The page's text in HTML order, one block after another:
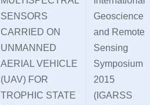
SENSORS
CARRIED ON
UNMANNED
AERIAL VEHICLE
(UAV) FOR
TROPHIC STATE
Geoscience
and Remote
Sensing
Symposium
2015
(IGARSS